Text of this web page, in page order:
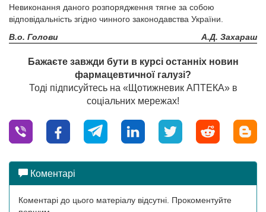
Невиконання даного розпорядження тягне за собою
відповідальність згідно чинного законодавства України.
В.о. Голови
А.Д. Захараш
Бажаєте завжди бути в курсі останніх новин
фармацевтичної галузі?
Тоді підписуйтесь на «Щотижневик АПТЕКА» в
соціальних мережах!
Коментарі
Коментарі до цього матеріалу відсутні. Прокоментуйте